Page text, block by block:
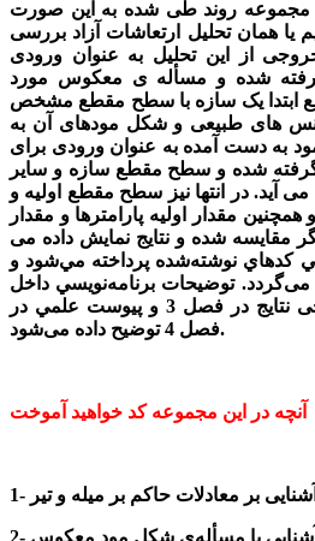
مجموعه روند طی شده به این صورت
یا همان تحلیل ارتعاشات آزاد بررسی
از این تحلیل به عنوان ورودی
شده و مسأله ی معکوس مورد
ابتدا یک سازه با سطح مقطع مشخص
های طبیعی و شکل مودهای آن به
دست آمده به عنوان ورودی برای
شده و سطح مقطع سازه و سایر
آید. در انتها نیز سطح مقطع اولیه و
مقدار اولیه پارامترها و مقدار
مقایسه شده و نتایج نمایش داده می
کدهاي نوشته‌شده پرداخته مي‌شود و
می‌گردد. توضيحات برنامه‌نويسي داخل
كدها در فصل 2، اعتبارسنجی نتايج در فصل 3 و پيوست علمي در
فصل 4 توضیح داده می‌شود.
آنچه در این مجموعه کد خواهید آموخت
1- آشنایی بر معادلات حاکم بر میله و تیر
2- آشنایی با مسأله‌ی شکل مود معکوس